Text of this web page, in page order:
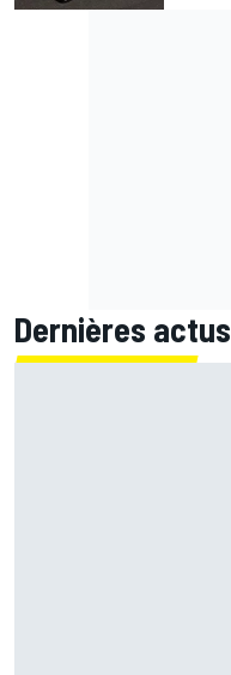
Dernières actus